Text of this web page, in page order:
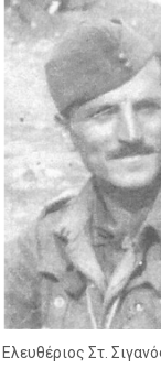
Ελευθέριος Στ.